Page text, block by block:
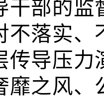
干部的监
不落实
传导压
靡之风